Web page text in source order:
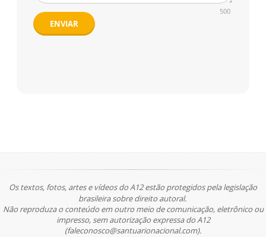
500
ENVIAR
Os textos, fotos, artes e vídeos do A12 estão protegidos pela legislação
brasileira sobre direito autoral.
Não reproduza o conteúdo em outro meio de comunicação, eletrônico ou
impresso, sem autorização expressa do A12
(faleconosco@santuarionacional.com).